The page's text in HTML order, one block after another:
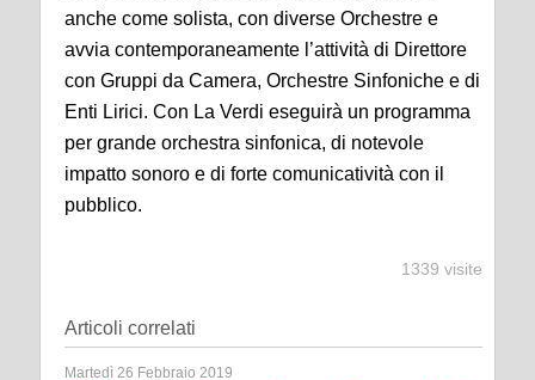
anche come solista, con diverse Orchestre e
avvia contemporaneamente l’attività di Direttore
con Gruppi da Camera, Orchestre Sinfoniche e di
Enti Lirici. Con La Verdi eseguirà un programma
per grande orchestra sinfonica, di notevole
impatto sonoro e di forte comunicatività con il
pubblico.
1339 visite
Articoli correlati
Martedì 26 Febbraio 2019